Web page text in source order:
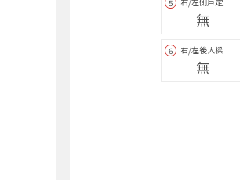
5
無
6 右/左後大樑
無